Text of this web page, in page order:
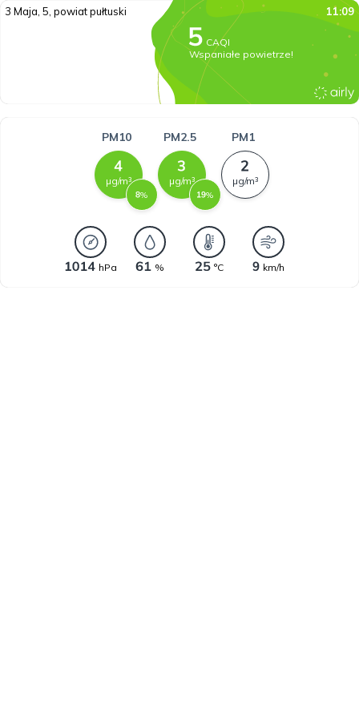
3 Maja, 5, powiat pułtuski 11:09
CAQI
Wspaniałe powietrze!
PM10
µg/m³
%
PM2.5
µg/m³
%
PM1
µg/m³
hPa % °C km/h